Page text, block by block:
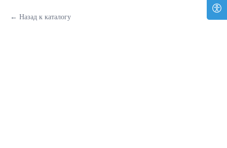
← Назад к каталогу